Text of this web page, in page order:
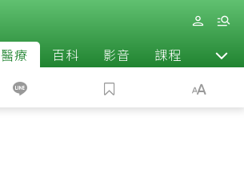
醫療 百科 影音 課程 退休